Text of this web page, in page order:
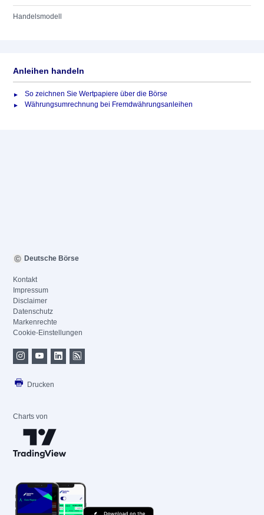
Handelsmodell
Anleihen handeln
So zeichnen Sie Wertpapiere über die Börse
Währungsumrechnung bei Fremdwährungsanleihen
Deutsche Börse
Kontakt
Impressum
Disclaimer
Datenschutz
Markenrechte
Cookie-Einstellungen
Drucken
Charts von